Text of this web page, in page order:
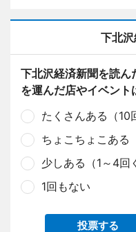
下北
下北沢経済新聞を読ん
を運んだ店やイベント
たくさんある（10
ちょこちょこある
少しある（1～4回
1回もない
投票する